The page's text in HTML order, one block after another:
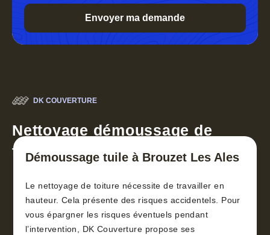
DK COUVERTURE
Nettoyage démoussage de
toiture 30
Démoussage tuile à Brouzet Les Ales
Le nettoyage de toiture nécessite de travailler en
hauteur. Cela présente des risques accidentels. Pour
vous épargner les risques éventuels pendant
l’intervention, DK Couverture propose ses